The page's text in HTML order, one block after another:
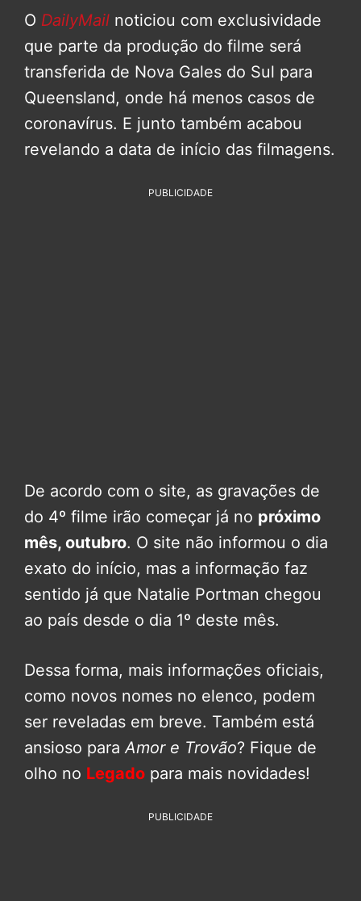
O DailyMail noticiou com exclusividade
que parte da produção do filme será
transferida de Nova Gales do Sul para
Queensland, onde há menos casos de
coronavírus. E junto também acabou
revelando a data de início das filmagens.
PUBLICIDADE
De acordo com o site, as gravações de
do 4º filme irão começar já no próximo
mês, outubro. O site não informou o dia
exato do início, mas a informação faz
sentido já que Natalie Portman chegou
ao país desde o dia 1º deste mês.
Dessa forma, mais informações oficiais,
como novos nomes no elenco, podem
ser reveladas em breve. Também está
ansioso para Amor e Trovão? Fique de
olho no Legado para mais novidades!
PUBLICIDADE